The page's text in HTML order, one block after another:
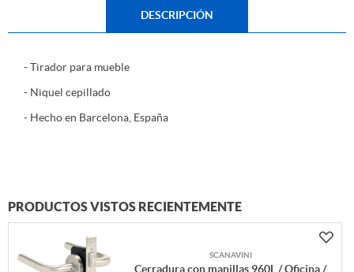
DESCRIPCIÓN
- Tirador para mueble
- Niquel cepillado
- Hecho en Barcelona, España
PRODUCTOS VISTOS RECIENTEMENTE
SCANAVINI
Cerradura con manillas 960L / Oficina /